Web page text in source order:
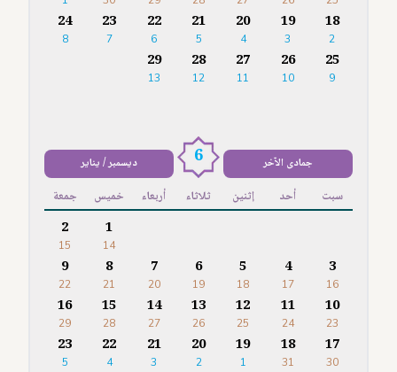
18
2
19
3
20
4
21
5
22
6
23
7
24
8
25
9
26
10
27
11
28
12
29
13
جمادى الآخر 6 ديسمبر / يناير
سبت أحد إثنين ثلاثاء أربعاء خميس جمعة
1
14
2
15
3
16
4
17
5
18
6
19
7
20
8
21
9
22
10
23
11
24
12
25
13
26
14
27
15
28
16
29
17
30
18
31
19
1
20
2
21
3
22
4
23
5